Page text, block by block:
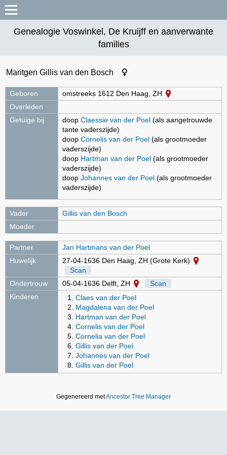
Genealogie Voswinkel, De Kruijff en aanverwante
families
Maritgen Gillis van den Bosch
Geboren
omstreeks 1612 Den Haag, ZH
Overleden
Getuige bij
doop Claessie van der Poel (als aangetrouwde
tante vaderszijde)
doop Cornelis van der Poel (als grootmoeder
vaderszijde)
doop Hartman van der Poel (als grootmoeder
vaderszijde)
doop Johannes van der Poel (als grootmoeder
vaderszijde)
Vader
Gillis van den Bosch
Moeder
Partner
Jan Hartmans van der Poel
Huwelijk
27-04-1636 Den Haag, ZH (Grote Kerk)
Scan
Ondertrouw
05-04-1636 Delft, ZH
Scan
Kinderen
Claes van der Poel
Magdalena van der Poel
Hartman van der Poel
Cornelis van der Poel
Cornelia van der Poel
Gillis van der Poel
Johannes van der Poel
Gillis van der Poel
Gegenereerd metAncestor Tree Manager